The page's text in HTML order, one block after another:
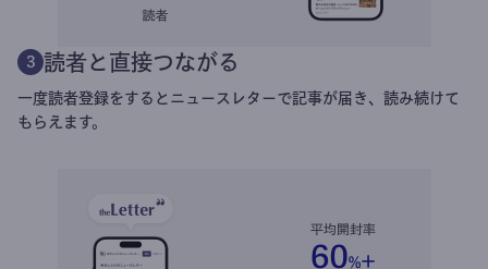
3 読者と直接つながる
一度読者登録をするとニュースレターで記事が届き、読み続けて
もらえます。